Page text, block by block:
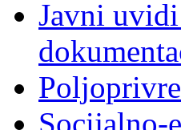
Javni
Socijalno-